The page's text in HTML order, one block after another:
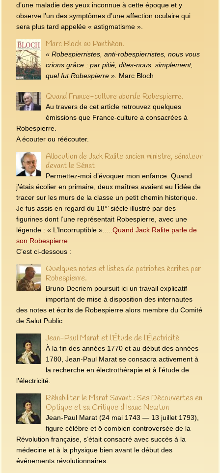
d’une maladie des yeux inconnue à cette époque et y
observe l’un des symptômes d’une affection oculaire qui
sera plus tard appelée « astigmatisme ».
Marc Bloch au Panthéon.
« Robespierristes, anti-robespierristes, nous vous
crions grâce : par pitié, dites‑nous, simplement,
quel fut Robespierre ». Marc Bloch
Quand France-culture aborde Robespierre.
Au travers de cet article retrouvez quelques
émissions que France-culture a consacrées à
Robespierre.
A écouter ou réécouter.
Allocution de Jack Ralite ancien ministre, sénateur
devant le Sénat
Permettez-moi d’évoquer mon enfance. Quand
j’étais écolier en primaire, deux maîtres avaient eu l’idée de
tracer sur les murs de la classe un petit chemin historique.
Je fus assis en regard du 18°’ siècle illustré par des
figurines dont l’une représentait Robespierre, avec une
légende : « L’Incorruptible »..... Quand Jack Ralite parle de
son Robespierre
C’est ci-dessous :
Quelques notes et listes de patriotes écrites par
Robespierre.
Bruno Decriem poursuit ici un travail explicatif
important de mise à disposition des internautes
des notes et écrits de Robespierre alors membre du Comité
de Salut Public
Jean-Paul Marat et l’Étude de l’Électricité
À la fin des années 1770 et au début des années
1780, Jean-Paul Marat se consacra activement à
la recherche en électrothérapie et à l’étude de
l’électricité.
Réhabiliter le Marat Savant : Ses Découvertes en
Optique et sa Critique d’Isaac Newton
Jean-Paul Marat (24 mai 1743 — 13 juillet 1793),
figure célèbre et ô combien controversée de la
Révolution française, s’était consacré avec succès à la
médecine et à la physique bien avant le début des
événements révolutionnaires.